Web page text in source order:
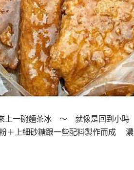
一碗麵茶冰 ～ 就像是回到小時
上細砂糖跟一些配料製作而成 濃